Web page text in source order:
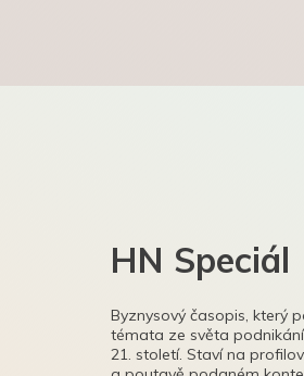
HN Speciál
Byznysový časopis, který
témata ze světa
21. století. Staví na